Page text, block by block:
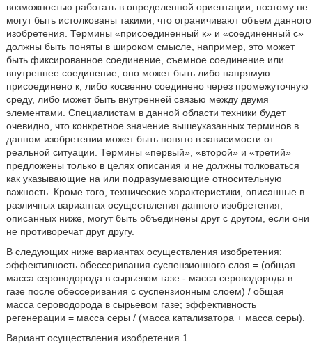
возможностью работать в определенной ориентации, поэтому не
могут быть истолкованы такими, что ограничивают объем данного
изобретения. Термины «присоединенный к» и «соединенный с»
должны быть поняты в широком смысле, например, это может
быть фиксированное соединение, съемное соединение или
внутреннее соединение; оно может быть либо напрямую
присоединено к, либо косвенно соединено через промежуточную
среду, либо может быть внутренней связью между двумя
элементами. Специалистам в данной области техники будет
очевидно, что конкретное значение вышеуказанных терминов в
данном изобретении может быть понято в зависимости от
реальной ситуации. Термины «первый», «второй» и «третий»
предложены только в целях описания и не должны толковаться
как указывающие на или подразумевающие относительную
важность. Кроме того, технические характеристики, описанные в
различных вариантах осуществления данного изобретения,
описанных ниже, могут быть объединены друг с другом, если они
не противоречат друг другу.
В следующих ниже вариантах осуществления изобретения:
эффективность обессеривания суспензионного слоя = (общая
масса сероводорода в сырьевом газе - масса сероводорода в
газе после обессеривания с суспензионным слоем) / общая
масса сероводорода в сырьевом газе; эффективность
регенерации = масса серы / (масса катализатора + масса серы).
Вариант осуществления изобретения 1